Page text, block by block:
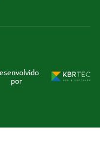
por